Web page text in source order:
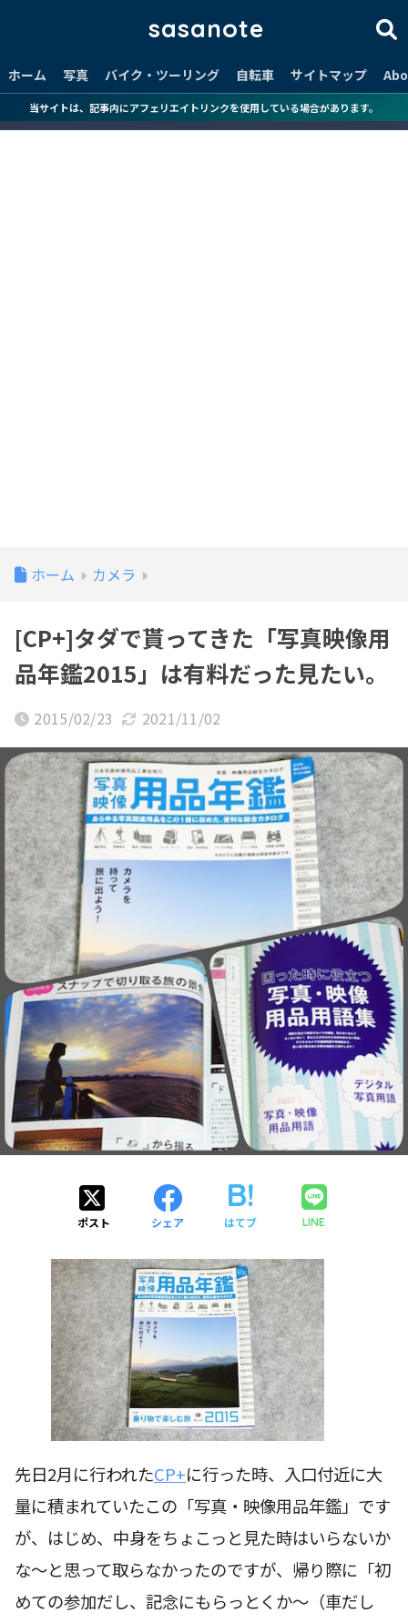
sasanote
ホーム 写真 バイク・ツーリング 自転車 サイトマップ
当サイトは、記事内にアフェリエイトリンクを使用している場合があります。
ホーム カメラ
[CP+]タダで貰ってきた「写真映像用
品年鑑2015」は有料だった見たい。
2015/02/23 2021/11/02
ポスト シェア はてブ LINE
先日2月に行われたCP+に行った時、入口付近に大
量に積まれていたこの「写真・映像用品年鑑」です
が、はじめ、中身をちょこっと見た時はいらないか
な〜と思って取らなかったのですが、帰り際に「初
めての参加だし、記念にもらっとくか〜（車だし